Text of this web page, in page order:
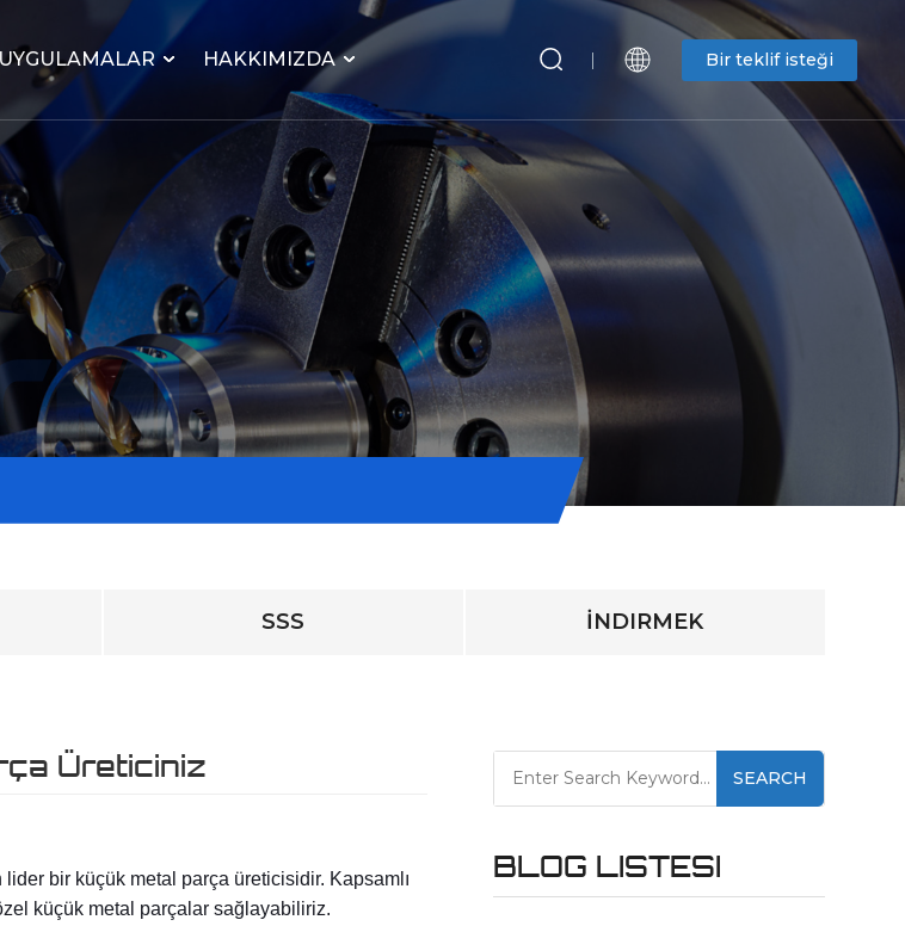
HAKKIMIZDA Bir teklif isteği
SSS İNDIRMEK
Üreticiniz
bir küçük metal parça üreticisidir. Kapsamlı
küçük metal parçalar sağlayabiliriz.
SEARCH
BLOG LISTESI